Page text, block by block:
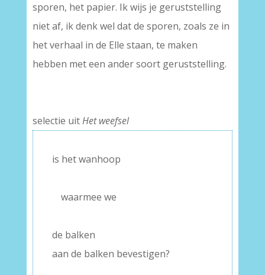
sporen, het papier. Ik wijs je geruststelling
niet af, ik denk wel dat de sporen, zoals ze in
het verhaal in de Elle staan, te maken
hebben met een ander soort geruststelling.
selectie uitHet weefsel
is het wanhoop
. waarmee we
de balken
aan de balken bevestigen?